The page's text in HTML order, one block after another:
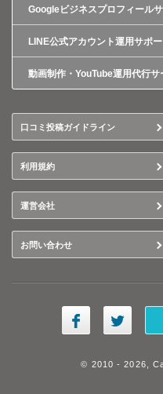
Googleビジネスプロフィール
LINE公式アカウント運用サポー
動画制作・YouTube運用代行
口コミ投稿ガイドライン
利用規約
運営会社
お問い合わせ
© 2010 - 2026,